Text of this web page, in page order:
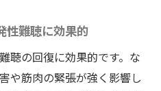
性難聴に効果的
聴の回復に効果的です。な
や筋肉の緊張が強く影響し